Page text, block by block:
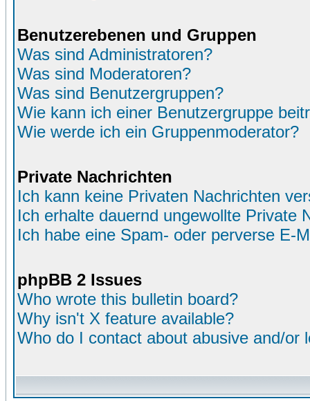
Benutzerebenen und Gruppen
Was sind Administratoren?
Was sind Moderatoren?
Was sind Benutzergruppen?
Wie kann ich einer Benutzergruppe
Wie werde ich ein Gruppenmoderator?
Private Nachrichten
Ich kann keine Privaten Nachrichten
Ich erhalte dauernd ungewollte Private
Ich habe eine Spam- oder perverse E-
phpBB 2 Issues
Who wrote this bulletin board?
Why isn't X feature available?
Who do I contact about abusive and/or